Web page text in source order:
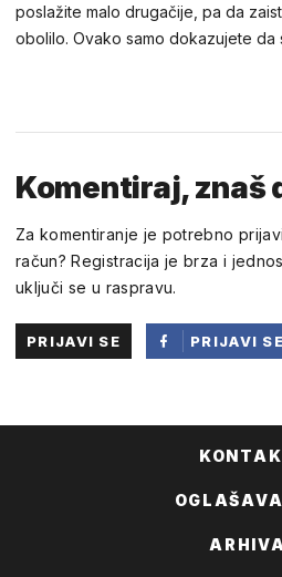
poslažite malo drugačije, pa da
obolilo. Ovako samo dokazujete da
Komentiraj, znaš
Za komentiranje je potrebno
račun? Registracija je brza i
uključi se u raspravu.
PRIJAVI SE
PRIJAVI SE
ARHIVA